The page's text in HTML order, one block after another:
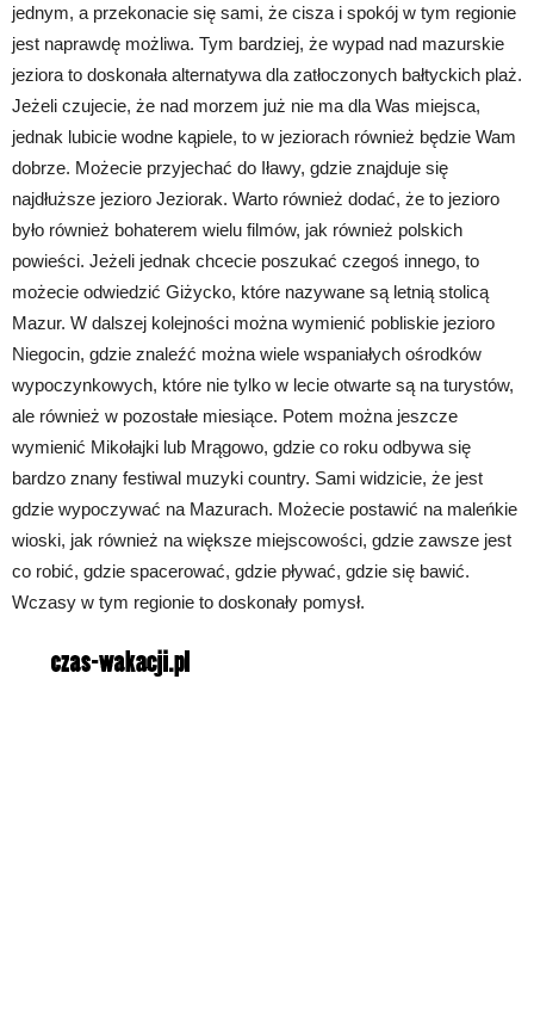
jednym, a przekonacie się sami, że cisza i spokój w tym regionie
jest naprawdę możliwa. Tym bardziej, że wypad nad mazurskie
jeziora to doskonała alternatywa dla zatłoczonych bałtyckich plaż.
Jeżeli czujecie, że nad morzem już nie ma dla Was miejsca,
jednak lubicie wodne kąpiele, to w jeziorach również będzie Wam
dobrze. Możecie przyjechać do Iławy, gdzie znajduje się
najdłuższe jezioro Jeziorak. Warto również dodać, że to jezioro
było również bohaterem wielu filmów, jak również polskich
powieści. Jeżeli jednak chcecie poszukać czegoś innego, to
możecie odwiedzić Giżycko, które nazywane są letnią stolicą
Mazur. W dalszej kolejności można wymienić pobliskie jezioro
Niegocin, gdzie znaleźć można wiele wspaniałych ośrodków
wypoczynkowych, które nie tylko w lecie otwarte są na turystów,
ale również w pozostałe miesiące. Potem można jeszcze
wymienić Mikołajki lub Mrągowo, gdzie co roku odbywa się
bardzo znany festiwal muzyki country. Sami widzicie, że jest
gdzie wypoczywać na Mazurach. Możecie postawić na maleńkie
wioski, jak również na większe miejscowości, gdzie zawsze jest
co robić, gdzie spacerować, gdzie pływać, gdzie się bawić.
Wczasy w tym regionie to doskonały pomysł.